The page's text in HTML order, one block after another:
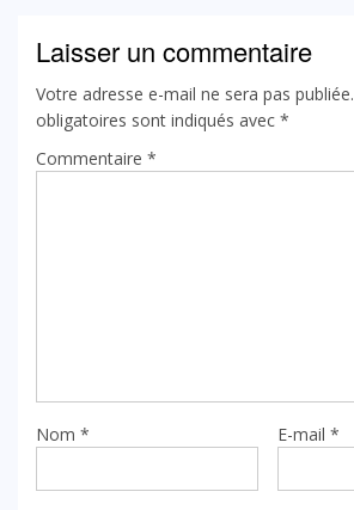
Laisser un commentaire
Votre adresse e-mail ne sera pas publiée.
obligatoires sont indiqués avec *
Commentaire *
Nom * E-mail *